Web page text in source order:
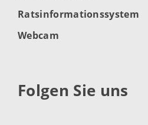
Ratsinformationssystem
Webcam
Folgen Sie uns